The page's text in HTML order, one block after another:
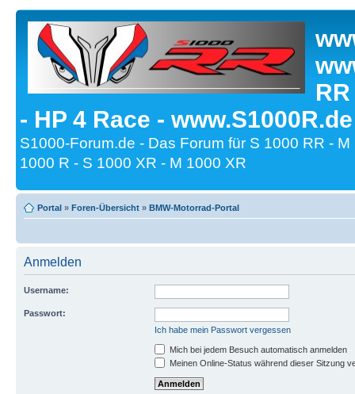
- HP 4 Race -
S1000-Forum.de - Das Forum für S 1000 RR -
1000 R - S 1000 XR - M 1000 XR
Portal » Foren-Übersicht » BMW-Motorrad-Portal
Anmelden
Username:
Passwort:
Ich habe mein Passwort vergessen
Mich bei jedem Besuch automatisch anmelden
Meinen Online-Status während dieser Sitzung